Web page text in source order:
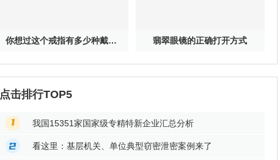
你想过这个戒指有多少种戴法吗？ 翡翠眼镜的正确打开方式
点击排行TOP5
我国15351家国家级专精特新企业汇总分析
看这里：基层机关、单位典型窃密泄密案例来了